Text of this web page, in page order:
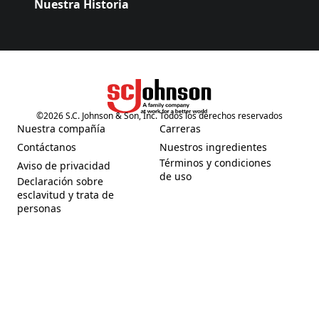
Nuestra Historia
(Opens in a new tab)
©2026S.C. Johnson & Son, Inc. Todos los derechos reservados
Nuestra compañía
(Opens in a new tab)
Contáctanos
(Opens in a new tab)
Aviso de privacidad
(Opens in a new tab)
Declaración sobre
esclavitud y trata de
personas
(Opens in a new tab)
Carreras
(Opens in a new tab)
Nuestros ingredientes
(Opens in a new tab)
Términos y condiciones
de uso
(Opens in a new tab)